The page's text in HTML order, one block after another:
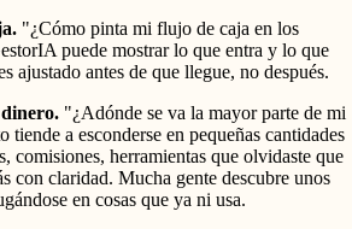
"¿Cómo pinta mi flujo de caja en los
puede mostrar lo que entra y lo que
ajustado antes de que llegue, no después.
"¿Adónde se va la mayor parte de mi
tiende a esconderse en pequeñas cantidades
comisiones, herramientas que olvidaste que
con claridad. Mucha gente descubre unos
en cosas que ya ni usa.